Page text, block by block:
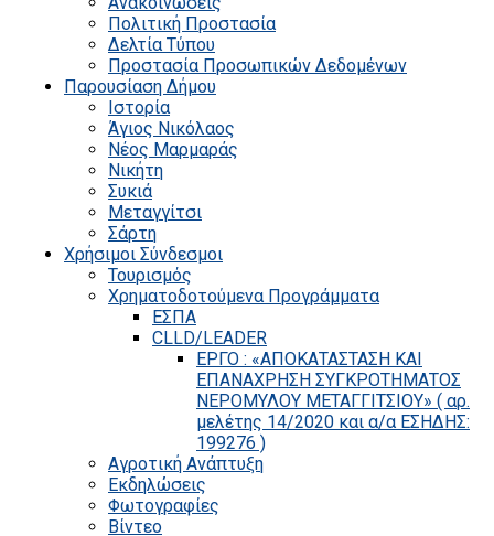
Πολιτική Προστασία
Δελτία Τύπου
Προστασία Προσωπικών Δεδομένων
Παρουσίαση Δήμου
Ιστορία
Άγιος Νικόλαος
Νέος Μαρμαράς
Νικήτη
Συκιά
Μεταγγίτσι
Σάρτη
Χρήσιμοι Σύνδεσμοι
Τουρισμός
Χρηματοδοτούμενα Προγράμματα
ΕΣΠΑ
CLLD/LEADER
ΕΡΓΟ : «ΑΠΟΚΑΤΑΣΤΑΣΗ ΚΑΙ
ΕΠΑΝΑΧΡΗΣΗ ΣΥΓΚΡΟΤΗΜΑΤΟΣ
ΝΕΡΟΜΥΛΟΥ ΜΕΤΑΓΓΙΤΣΙΟΥ» ( αρ.
μελέτης 14/2020 και α/α ΕΣΗΔΗΣ:
199276 )
Αγροτική Ανάπτυξη
Εκδηλώσεις
Φωτογραφίες
Βίντεο